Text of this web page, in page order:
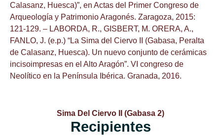
Calasanz, Huesca)”, en Actas del Primer Congreso de
Arqueología y Patrimonio Aragonés. Zaragoza, 2015:
121-129. – LABORDA, R., GISBERT, M. ORERA, A.,
FANLO, J. (e.p.) “La Sima del Ciervo II (Gabasa, Peralta
de Calasanz, Huesca). Un nuevo conjunto de cerámicas
incisoimpresas en el Alto Aragón”. VI congreso de
Neolítico en la Península Ibérica. Granada, 2016.
Sima Del Ciervo II (Gabasa 2)
Recipientes